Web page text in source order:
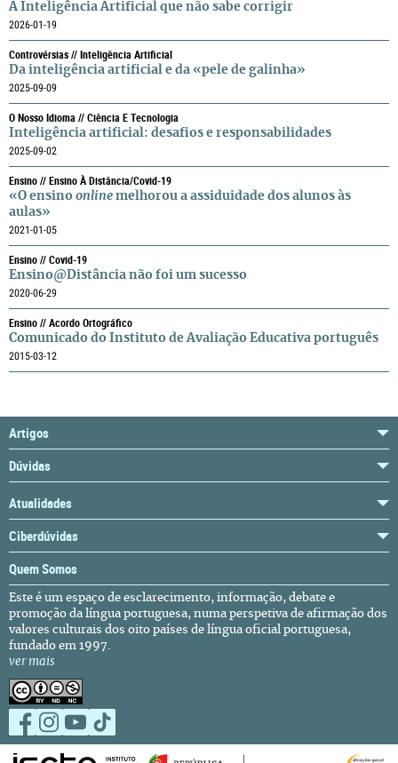
A Inteligência Artificial que não sabe corrigir
2026-01-19
Controvérsias // Inteligência Artificial
Da inteligência artificial e da «pele de galinha»
2025-09-09
O Nosso Idioma // Ciência E Tecnologia
Inteligência artificial: desafios e responsabilidades
2025-09-02
Ensino // Ensino À Distância/Covid-19
«O ensino online melhorou a assiduidade dos alunos às
aulas»
2021-01-05
Ensino // Covid-19
Ensino@Distância não foi um sucesso
2020-06-29
Ensino // Acordo Ortográfico
Comunicado do Instituto de Avaliação Educativa português
2015-03-12
Artigos
Dúvidas
Atualidades
Ciberdúvidas
Quem Somos
Este é um espaço de esclarecimento, informação, debate e
promoção da língua portuguesa, numa perspetiva de afirmação dos
valores culturais dos oito países de língua oficial portuguesa,
fundado em 1997.
ver mais